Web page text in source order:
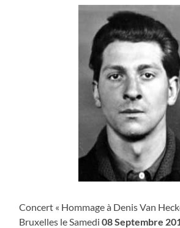
Concert « Hommage à Denis Van
Bruxelles le Samedi08 Septembre